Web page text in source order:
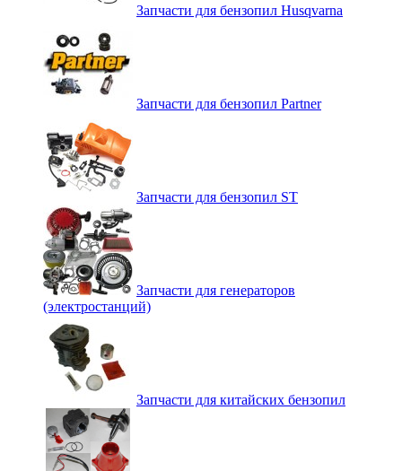
Запчасти для бензопил Husqvarna
Запчасти для бензопил Partner
Запчасти для бензопил ST
Запчасти для генераторов
(электростанций)
Запчасти для китайских бензопил